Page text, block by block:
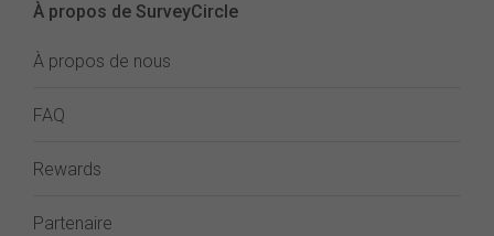
À propos de SurveyCircle
À propos de nous
FAQ
Rewards
Partenaire